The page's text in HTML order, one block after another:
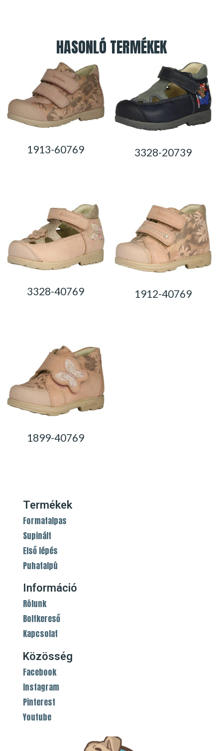
HASONLÓ TERMÉKEK
1913-60769 3328-20739
3328-40769 1912-40769
1899-40769
Termékek
Formatalpas
Supinált
Első lépés
Puhatalpú
Információ
Rólunk
Boltkereső
Kapcsolat
Közösség
Facebook
Instagram
Pinterest
Youtube